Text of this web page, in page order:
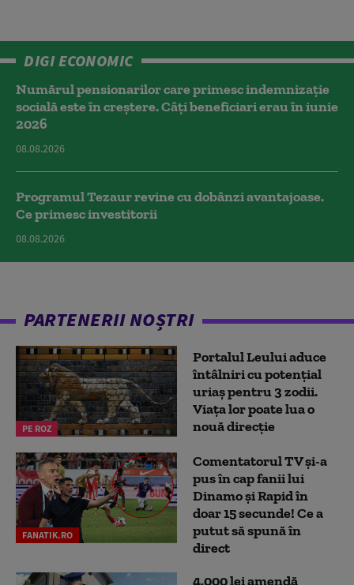
DIGI ECONOMIC
Numărul pensionarilor care primesc indemnizaţie
socială este în creștere. Câți beneficiari erau în iunie
2026
08.08.2026
Programul Tezaur revine cu dobânzi avantajoase.
Ce primesc investitorii
08.08.2026
PARTENERII NOȘTRI
PE ROZ
Portalul Leului aduce
întâlniri cu potențial
uriaș pentru 3 zodii.
Viața lor poate lua o
nouă direcție
FANATIK.RO
Comentatorul TV și-a
pus în cap fanii lui
Dinamo și Rapid în
doar 15 secunde! Ce a
putut să spună în
direct
4.000 lei amendă